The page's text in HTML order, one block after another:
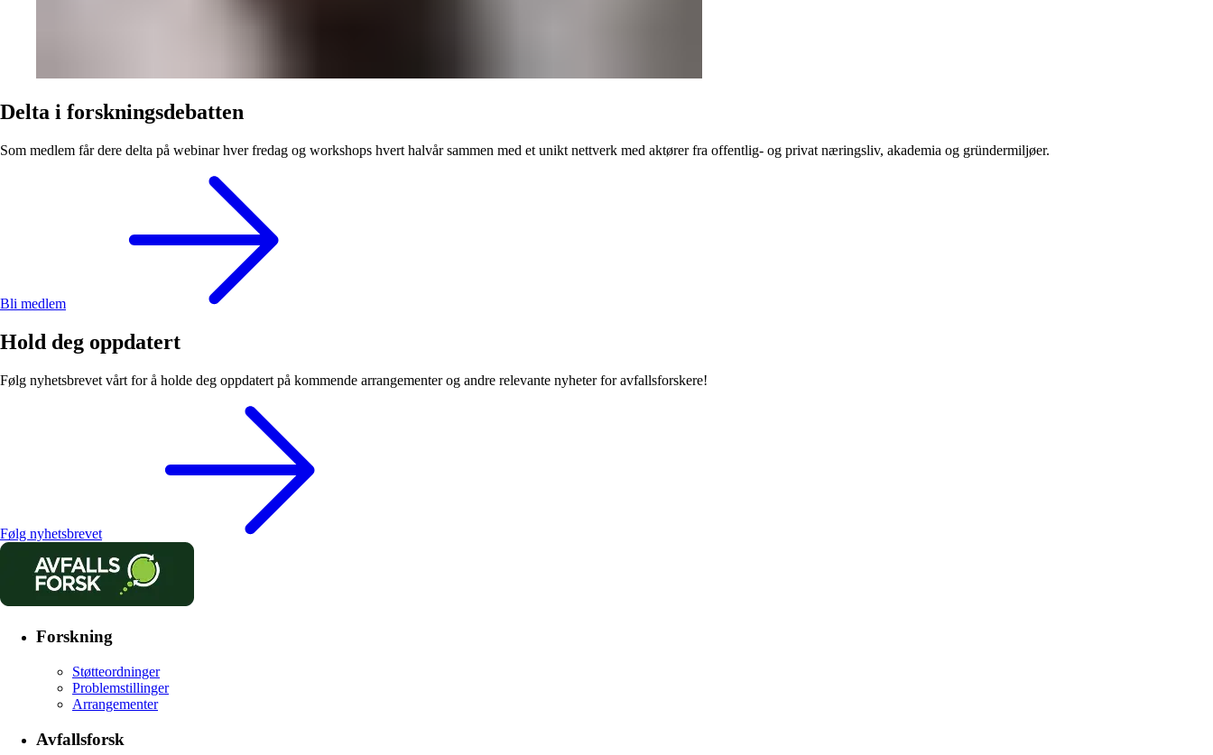
Delta i forskningsdebatten
Som medlem får dere delta på webinar hver fredag og workshops hvert halvår sammen med et unikt nettverk med aktører fra offentlig- og privat næringsliv, akademia og gründermiljøer.
Bli medlem
Hold deg oppdatert
Følg nyhetsbrevet vårt for å holde deg oppdatert på kommende arrangementer og andre relevante nyheter for avfallsforskere!
Følg nyhetsbrevet
Forskning
Støtteordninger
Problemstillinger
Arrangementer
Avfallsforsk